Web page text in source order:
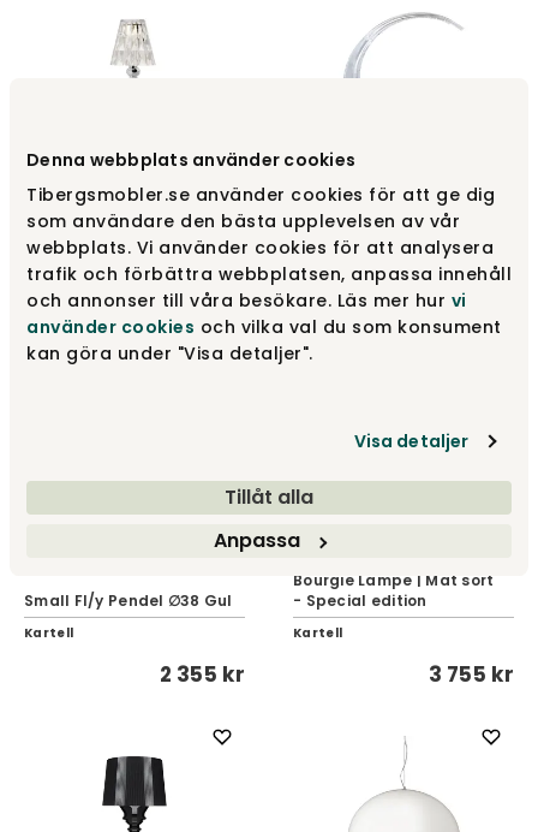
Denna webbplats använder cookies
Tibergsmobler.se använder cookies för att ge dig
som användare den bästa upplevelsen av vår
webbplats. Vi använder cookies för att analysera
trafik och förbättra webbplatsen, anpassa innehåll
och annonser till våra besökare. Läs mer hur vi
använder cookies och vilka val du som konsument
kan göra under "Visa detaljer".
Visa detaljer
Tillåt alla
Anpassa
Battery Bærbar lampe |
Krom
Kartell
1 980 kr
Taj Mini bordlampe
Krystal
Kartell
2 305 kr
Small Fl/y Pendel ∅38 Gul
Kartell
2 355 kr
Bourgie Lampe | Mat sort
- Special edition
Kartell
3 755 kr